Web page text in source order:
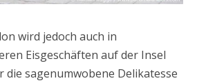
wird jedoch auch in
Eisgeschäften auf der Insel
die sagenumwobene Delikatesse